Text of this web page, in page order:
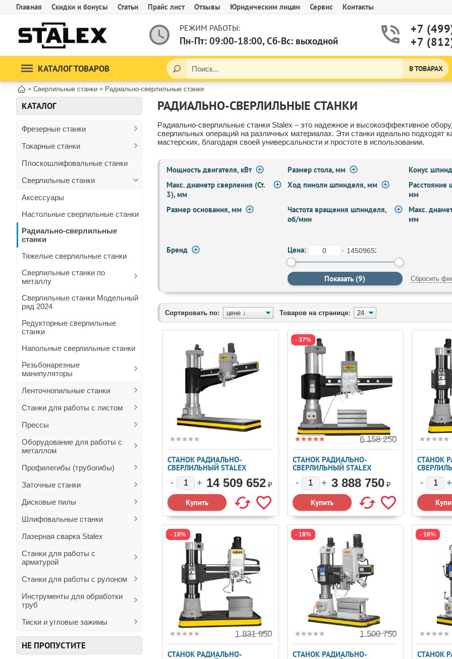
Главная Скидки и бонусы Статьи Прайс лист Отзывы Юридическим лицам Сервис Контакты
РЕЖИМ РАБОТЫ:
Пн-Пт: 09:00-18:00, Сб-Вс: выходной
+7
+7
КАТАЛОГ ТОВАРОВ В ТОВАРАХ
» Сверлильные станки » Радиально-сверлильные станки
КАТАЛОГ
Фрезерные станки
Токарные станки
Плоскошлифовальные станки
Сверлильные станки
Аксессуары
Настольные сверлильные станки
Радиально-сверлильные
станки
Тяжелые сверлильные станки
Сверлильные станки по
металлу
Сверлильные станки Модельный
ряд 2024
Редукторные сверлильные
станки
Напольные сверлильные станки
Резьбонарезные
манипуляторы
Ленточнопильные станки
Станки для работы с листом
Прессы
Оборудование для работы с
металлом
Профилегибы (трубогибы)
Заточные станки
Дисковые пилы
Шлифовальные станки
Лазерная сварка Stalex
Станки для работы с
арматурой
Станки для работы с рулоном
Инструменты для обработки
труб
Тиски и угловые зажимы
НЕ ПРОПУСТИТЕ
РАДИАЛЬНО-СВЕРЛИЛЬНЫЕ СТАНКИ
Радиально-сверлильные станки Stalex – это надежное и высокоэффективное
сверлильных операций на различных материалах. Эти станки идеально
мастерских, благодаря своей универсальности и простоте в использовании.
Мощность двигателя, кВт Размер стола, мм
Конус
Макс. диаметр сверления (Ст.
3), мм
Ход пиноли шпинделя, мм
Расстояние
мм
Размер основания, мм
Частота вращения шпинделя,
об/мин
Макс.
мм
Бренд Цена: -
Сбросить
Сортировать по: Товаров на странице:
СТАНОК РАДИАЛЬНО-
СВЕРЛИЛЬНЫЙ STALEX
RD3100X100
14 509 652 ₽
- 37%
СТАНОК РАДИАЛЬНО-
СВЕРЛИЛЬНЫЙ STALEX
RD2500X80
6 158 250
3 888 750 ₽
СТАНОК
- 18%
СТАНОК РАДИАЛЬНО-
1 831 950
- 18%
СТАНОК РАДИАЛЬНО-
1 500 750
- 16%
СТАНОК